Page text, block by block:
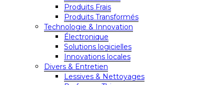
Produits Frais
Produits Transformés
Technologie & Innovation
Électronique
Solutions logicielles
Innovations locales
Divers & Entretien
Lessives & Nettoyages